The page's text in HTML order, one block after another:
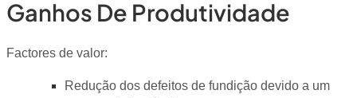
Ganhos De Produtividade
Factores de valor:
Redução dos defeitos de fundição devido a um